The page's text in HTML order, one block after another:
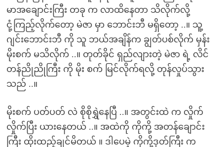
မာအချောင်းကြီး တခု က လာထိနေတာ သိလိုက်လို့
ငုံ့ကြည့်လိုက်တော့ မဲဇာ မှာ ဘောင်းဘီ မရှိတော့ ..။ သူ့
ဂျင်းဘောင်းဘီ ကို သူ ဘယ်အချိန်က ချွတ်ပစ်လိုက် မှန်း
မိုးစက် မသိလိုက် ..။ တုတ်ခိုင် ရှည်လျားတဲ့ မဲဇာ ရဲ့ လိင်
တန်ညိုညိုကြီး ကို မိုး စက် မြင်လိုက်ရလို့ တုန်လှုပ်သွား
သည် ..။
မိုးစက် ပတ်ပတ် လဲ စိုစိုရွှဲနေပြီ ..။ အတွင်းထဲ က လှိုက်
လှိုက်ပြီး ယားနေတယ် ..။ အထဲကို ကိုကို့ အတန်ချောင်း
ကြီး ထိုးထည့်ချင်မိတယ် ။ ဒါပေမဲ့ ကိုကို့ဒုတ်ကြီး က